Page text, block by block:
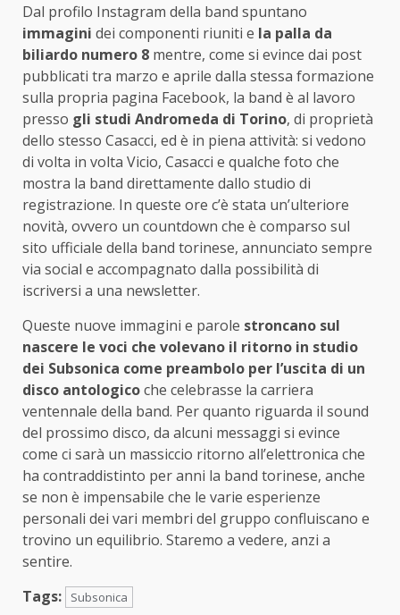
Dal profilo Instagram della band spuntano
immagini dei componenti riuniti e la palla da
biliardo numero 8 mentre, come si evince dai post
pubblicati tra marzo e aprile dalla stessa formazione
sulla propria pagina Facebook, la band è al lavoro
presso gli studi Andromeda di Torino, di proprietà
dello stesso Casacci, ed è in piena attività: si vedono
di volta in volta Vicio, Casacci e qualche foto che
mostra la band direttamente dallo studio di
registrazione. In queste ore c’è stata un’ulteriore
novità, ovvero un countdown che è comparso sul
sito ufficiale della band torinese, annunciato sempre
via social e accompagnato dalla possibilità di
iscriversi a una newsletter.
Queste nuove immagini e parole stroncano sul
nascere le voci che volevano il ritorno in studio
dei Subsonica come preambolo per l’uscita di un
disco antologicoche celebrasse la carriera
ventennale della band. Per quanto riguarda il sound
del prossimo disco, da alcuni messaggi si evince
come ci sarà un massiccio ritorno all’elettronica che
ha contraddistinto per anni la band torinese, anche
se non è impensabile che le varie esperienze
personali dei vari membri del gruppo confluiscano e
trovino un equilibrio. Staremo a vedere, anzi a
sentire.
Tags:
Subsonica